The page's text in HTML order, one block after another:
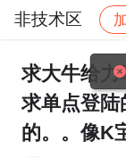
非技术区
社区 非技术
求大牛给
求单点登
的。。像K